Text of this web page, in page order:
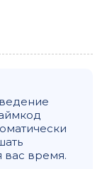
вас время.